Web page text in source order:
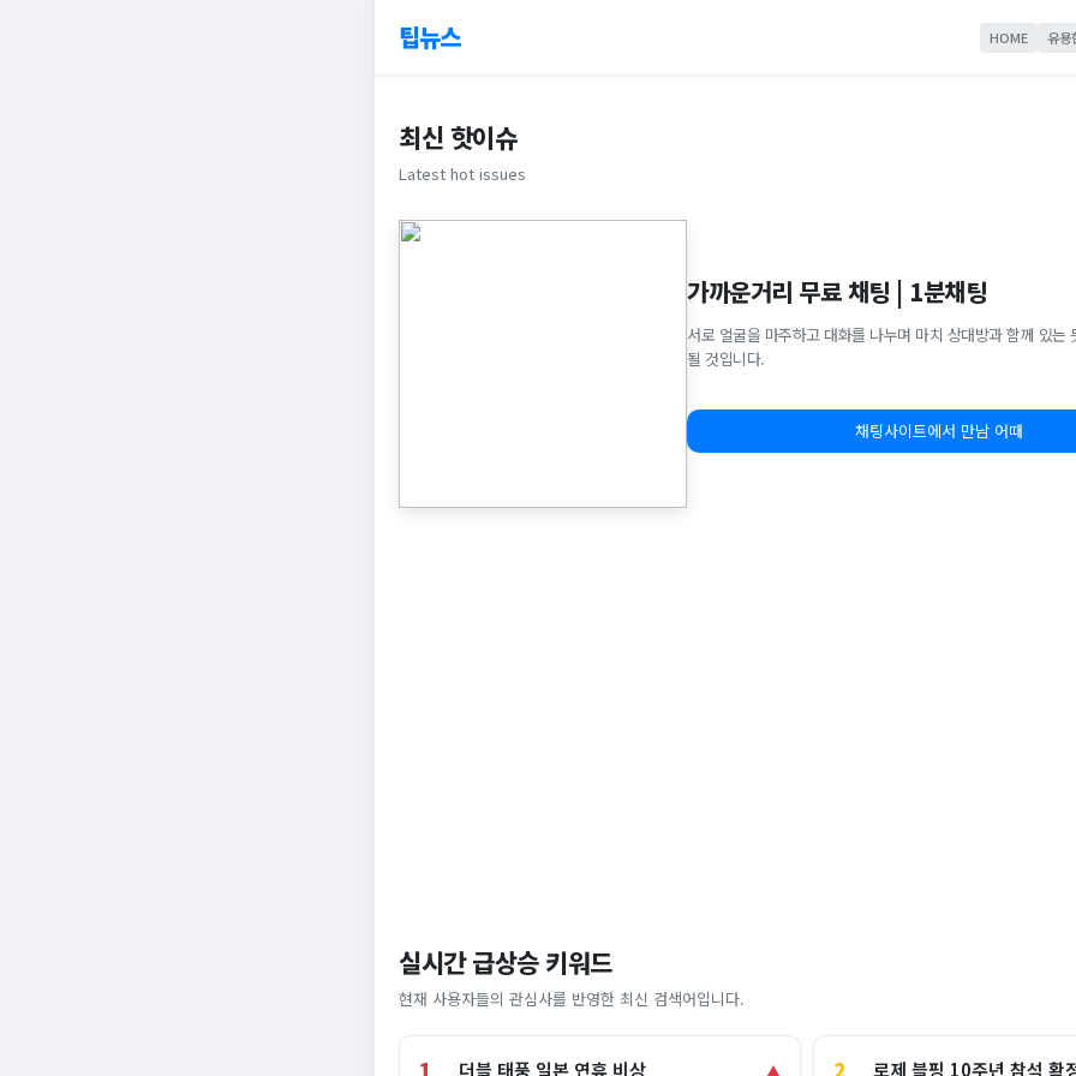
팁뉴스 HOME 유용
최신 핫이슈
Latest hot issues
가까운거리 무료 채팅 | 1분채팅
서로 얼굴을 마주하고 대화를 나누며 마치 상대방과 함께 있는
될 것입니다.
채팅사이트에서 만남 어때
실시간 급상승 키워드
현재 사용자들의 관심사를 반영한 최신 검색어입니다.
더블 태풍 일본 연휴 비상 ▲ 2 로제 블핑 10주년 참석 확